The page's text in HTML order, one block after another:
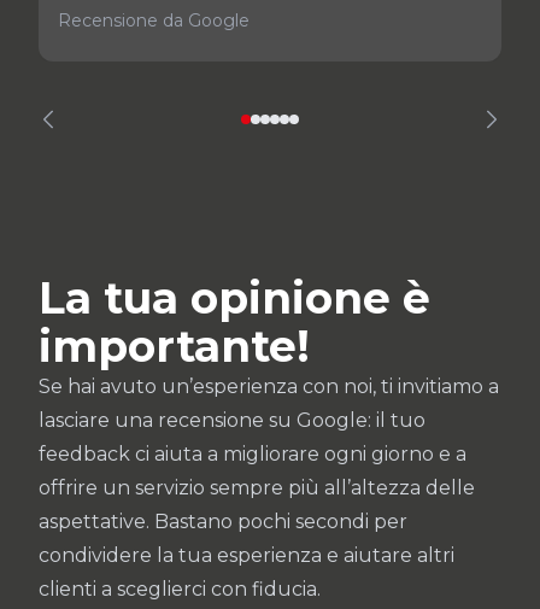
Recensione da Google
La tua opinione è
importante!
Se hai avuto un’esperienza con noi, ti invitiamo a
lasciare una recensione su Google: il tuo
feedback ci aiuta a migliorare ogni giorno e a
offrire un servizio sempre più all’altezza delle
aspettative. Bastano pochi secondi per
condividere la tua esperienza e aiutare altri
clienti a sceglierci con fiducia.